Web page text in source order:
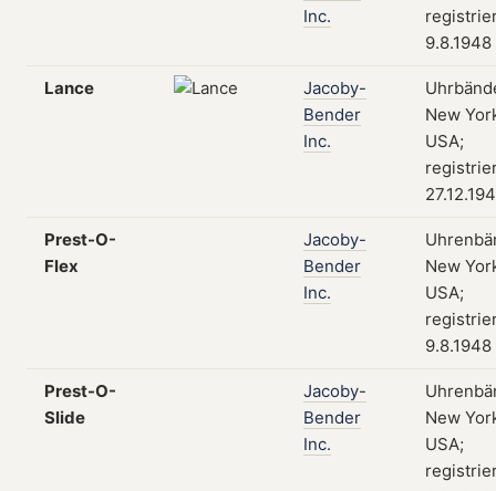
Inc.
9.8.1948
Lance
Jacoby-
Bender
Inc.
New
USA;
Prest-O-
Flex
Jacoby-
Bender
Inc.
New
USA;
9.8.1948
Prest-O-
Slide
Jacoby-
Bender
Inc.
New
USA;